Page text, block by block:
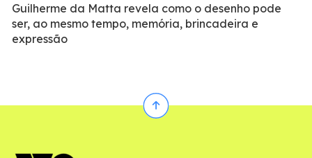
Guilherme da Matta revela como o desenho pode
ser, ao mesmo tempo, memória, brincadeira e
expressão